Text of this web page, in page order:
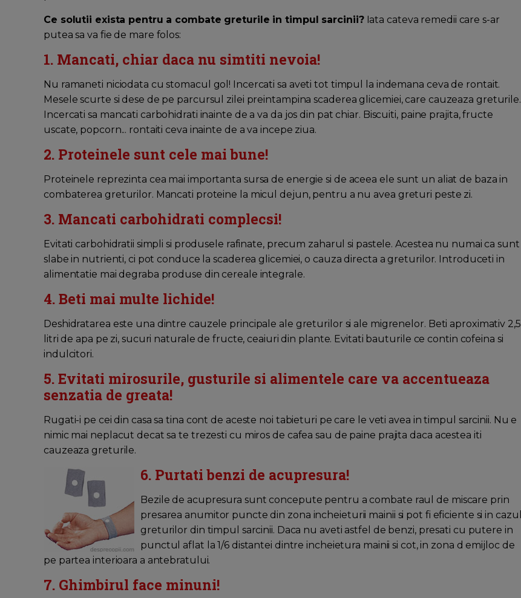
Ce solutii exista pentru a combate greturile in timpul sarcinii?Iata cateva remedii care s-ar
putea sa va fie de mare folos:
1. Mancati, chiar daca nu simtiti nevoia!
Nu ramaneti niciodata cu stomacul gol! Incercati sa aveti tot timpul la indemana ceva de rontait.
Mesele scurte si dese de pe parcursul zilei preintampina scaderea glicemiei, care cauzeaza greturile.
Incercati sa mancati carbohidrati inainte de a va da jos din pat chiar. Biscuiti, paine prajita, fructe
uscate, popcorn... rontaiti ceva inainte de a va incepe ziua.
2. Proteinele sunt cele mai bune!
Proteinele reprezinta cea mai importanta sursa de energie si de aceea ele sunt un aliat de baza in
combaterea greturilor. Mancati proteine la micul dejun, pentru a nu avea greturi peste zi.
3. Mancati carbohidrati complecsi!
Evitati carbohidratii simpli si produsele rafinate, precum zaharul si pastele. Acestea nu numai ca sunt
slabe in nutrienti, ci pot conduce la scaderea glicemiei, o cauza directa a greturilor. Introduceti in
alimentatie mai degraba produse din cereale integrale.
4. Beti mai multe lichide!
Deshidratarea este una dintre cauzele principale ale greturilor si ale migrenelor. Beti aproximativ 2,5
litri de apa pe zi, sucuri naturale de fructe, ceaiuri din plante. Evitati bauturile ce contin cofeina si
indulcitori.
5. Evitati mirosurile, gusturile si alimentele care va accentueaza
senzatia de greata!
Rugati-i pe cei din casa sa tina cont de aceste noi tabieturi pe care le veti avea in timpul sarcinii. Nu e
nimic mai neplacut decat sa te trezesti cu miros de cafea sau de paine prajita daca acestea iti
cauzeaza greturile.
6. Purtati benzi de acupresura!
Bezile de acupresura sunt concepute pentru a combate raul de miscare prin
presarea anumitor puncte din zona incheieturii mainii si pot fi eficiente si in cazul
greturilor din timpul sarcinii. Daca nu aveti astfel de benzi, presati cu putere in
punctul aflat la 1/6 distantei dintre incheietura mainii si cot, in zona d emijloc de
pe partea interioara a antebratului.
7. Ghimbirul face minuni!